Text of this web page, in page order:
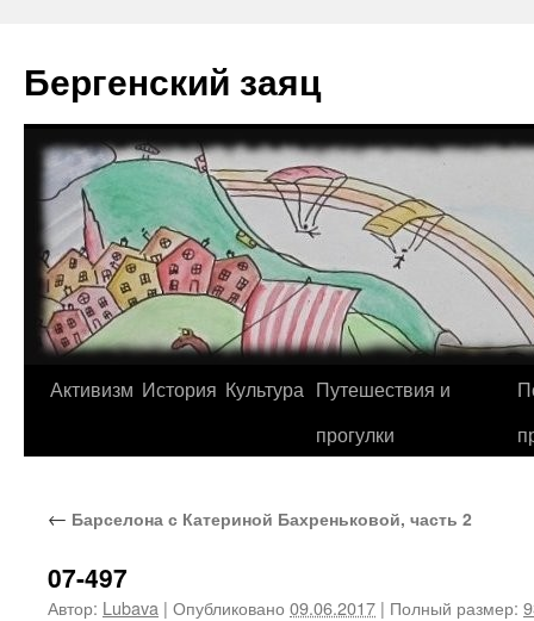
содержимому
Бергенский заяц
Активизм История Культура Путешествия и
прогулки
← Барселона с Катериной Бахреньковой, часть 2
07-497
Автор: Lubava | Опубликовано 09.06.2017 | Полный размер: